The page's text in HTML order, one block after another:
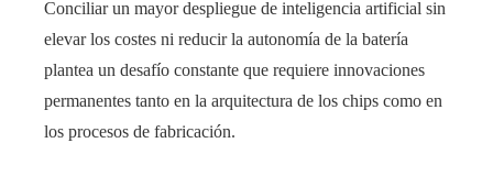
Conciliar un mayor despliegue de inteligencia artificial sin
elevar los costes ni reducir la autonomía de la batería
plantea un desafío constante que requiere innovaciones
permanentes tanto en la arquitectura de los chips como en
los procesos de fabricación.